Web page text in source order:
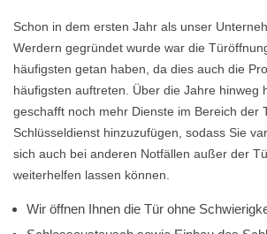
Schon in dem ersten Jahr als unser
Werdern gegründet wurde war die
häufigsten getan haben, da dies auch die
häufigsten auftreten. Über die Jahre hinweg
geschafft noch mehr Dienste im Bereich der
Schlüsseldienst hinzuzufügen, sodass Sie
sich auch bei anderen Notfällen außer der
weiterhelfen lassen können.
Wir öffnen Ihnen die Tür ohne